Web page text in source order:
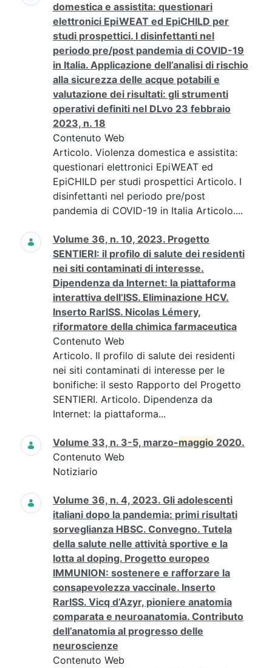
domestica e assistita: questionari
elettronici EpiWEAT ed EpiCHILD per
studi prospettici. I disinfettanti nel
periodo pre/post pandemia di COVID-19
in Italia. Applicazione dell’analisi di rischio
alla sicurezza delle acque potabili e
valutazione dei risultati: gli strumenti
operativi definiti nel DLvo 23 febbraio
2023, n. 18
Contenuto Web
Articolo. Violenza domestica e assistita:
questionari elettronici EpiWEAT ed
EpiCHILD per studi prospettici Articolo. I
disinfettanti nel periodo pre/post
pandemia di COVID-19 in Italia Articolo....
Volume 36, n. 10, 2023. Progetto
SENTIERI: il profilo di salute dei residenti
nei siti contaminati di interesse.
Dipendenza da Internet: la piattaforma
interattiva dell’ISS. Eliminazione HCV.
Inserto RarISS. Nicolas Lémery,
riformatore della chimica farmaceutica
Contenuto Web
Articolo. Il profilo di salute dei residenti
nei siti contaminati di interesse per le
bonifiche: il sesto Rapporto del Progetto
SENTIERI. Articolo. Dipendenza da
Internet: la piattaforma...
Volume 33, n. 3-5, marzo-maggio 2020.
Contenuto Web
Notiziario
Volume 36, n. 4, 2023. Gli adolescenti
italiani dopo la pandemia: primi risultati
sorveglianza HBSC. Convegno. Tutela
della salute nelle attività sportive e la
lotta al doping. Progetto europeo
IMMUNION: sostenere e rafforzare la
consapevolezza vaccinale. Inserto
RarISS. Vicq d’Azyr, pioniere anatomia
comparata e neuroanatomia. Contributo
dell’anatomia al progresso delle
neuroscienze
Contenuto Web